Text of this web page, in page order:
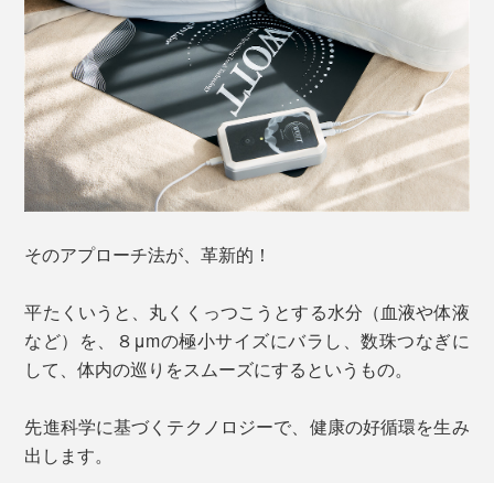
そのアプローチ法が、革新的！
平たくいうと、丸くくっつこうとする水分（血液や体液
など）を、８μmの極小サイズにバラし、数珠つなぎに
して、体内の巡りをスムーズにするというもの。
先進科学に基づくテクノロジーで、健康の好循環を生み
出します。